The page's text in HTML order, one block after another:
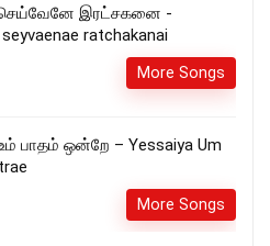
இரட்சகனை -
ratchakanai
More Songs
பாதம் ஒன்றே – Yessaiya Um
More Songs